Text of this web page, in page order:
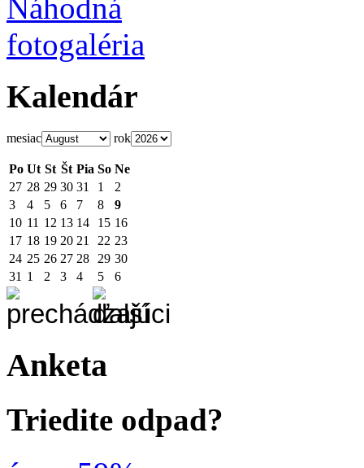
Kalendár
mesiac rok
Po Ut St Št Pia So Ne
27 28 29 30 31 1
2
3
4 5 6 7 8
9
10 11 12 13 14 15 16
17 18 19 20 21 22 23
24 25 26 27 28 29 30
31 1 2 3 4 5 6
Anketa
Triedite odpad?